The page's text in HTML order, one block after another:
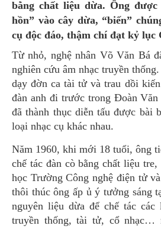
bằng chất liệu dừa. Ông
hồn” vào cây dừa, “biến”
cụ độc đáo, thậm chí đạt kỷ lục
Từ nhỏ, nghệ nhân Võ Văn Bá
nghiên cứu âm nhạc truyền
dạy đờn ca tài tử và trau dồi
đàn anh đi trước trong Đoàn
đã thành thục diễn tấu được bài
loại nhạc cụ khác nhau.
Năm 1960, khi mới 18 tuổi, ông
chế tác đàn cò bằng chất liệu
học Trường Công nghệ điện tử
thôi thúc ông ấp ủ ý tưởng sáng
nguyên liệu dừa để chế tác
truyền thống, tài tử, cổ nhạc…